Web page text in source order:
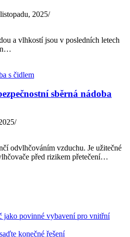
2025
a vlhkostí jsou v posledních letech
sběrná nádoba
odvlhčováním vzduchu. Je užitečné
před rizikem přetečení…
jako povinné vybavení pro vnitřní
konečné řešení